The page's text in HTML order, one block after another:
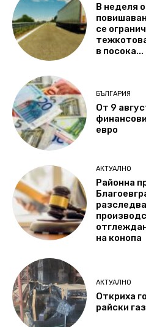
В неделя
се
в посока...
БЪЛГАРИЯ
От 9
евро
АКТУАЛНО
Районна
на конопа
АКТУАЛНО
Откриха
райски